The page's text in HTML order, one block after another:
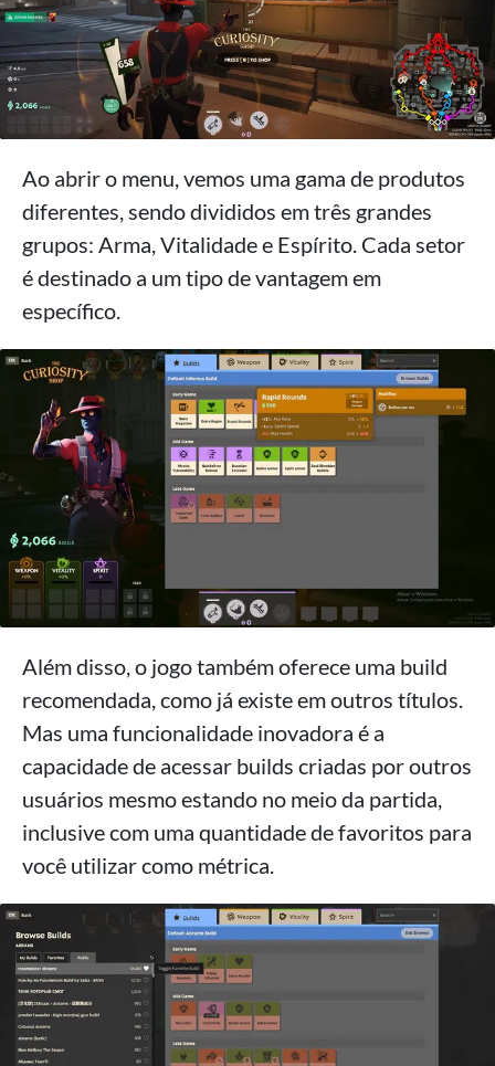
Ao abrir o menu, vemos uma gama de produtos
diferentes, sendo divididos em três grandes
grupos: Arma, Vitalidade e Espírito. Cada setor
é destinado a um tipo de vantagem em
específico.
Além disso, o jogo também oferece uma build
recomendada, como já existe em outros títulos.
Mas uma funcionalidade inovadora é a
capacidade de acessar builds criadas por outros
usuários mesmo estando no meio da partida,
inclusive com uma quantidade de favoritos para
você utilizar como métrica.